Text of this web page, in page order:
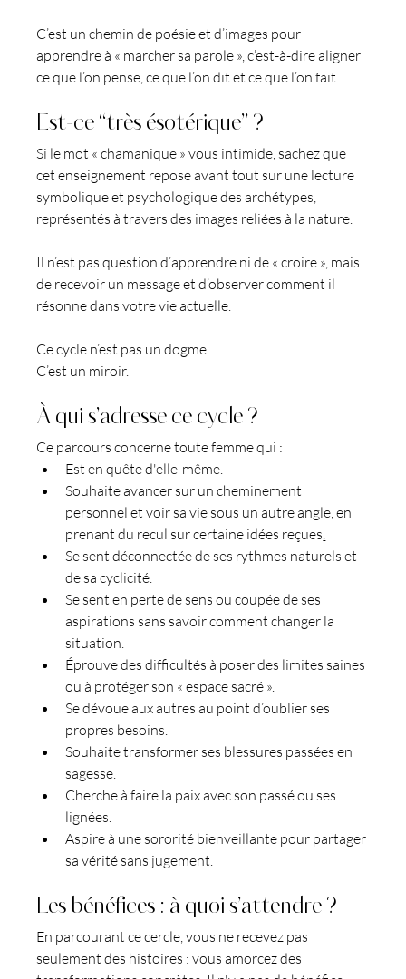
C’est un chemin de poésie et d’images pour
apprendre à « marcher sa parole », c’est-à-dire aligner
ce que l’on pense, ce que l’on dit et ce que l’on fait.
Est-ce “très ésotérique” ?
Si le mot « chamanique » vous intimide, sachez que
cet enseignement repose avant tout sur une lecture
symbolique et psychologique des archétypes,
représentés à travers des images reliées à la nature.
Il n’est pas question d’apprendre ni de « croire », mais
de recevoir un message et d’observer comment il
résonne dans votre vie actuelle.
Ce cycle n’est pas un dogme.
C’est un miroir.
À qui s’adresse ce cycle ?
Ce parcours concerne toute femme qui :
Est en quête d'elle-même.
Souhaite avancer sur un cheminement
personnel et voir sa vie sous un autre angle, en
prenant du recul sur certaine idées reçues
Se sent déconnectée de ses rythmes naturels et
de sa cyclicité.
Se sent en perte de sens ou coupée de ses
aspirations sans savoir comment changer la
situation.
Éprouve des difficultés à poser des limites saines
ou à protéger son « espace sacré ».
Se dévoue aux autres au point d’oublier ses
propres besoins.
Souhaite transformer ses blessures passées en
sagesse.
Cherche à faire la paix avec son passé ou ses
lignées.
Aspire à une sororité bienveillante pour partager
sa vérité sans jugement.
Les bénéfices : à quoi s’attendre ?
En parcourant ce cercle, vous ne recevez pas
seulement des histoires : vous amorcez des